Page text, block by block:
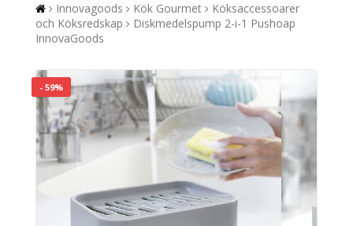
Innovagoods Kök Gourmet
Köksaccessoarer
och Köksredskap
Diskmedelspump 2-i-1 Pushoap
InnovaGoods
- 59%